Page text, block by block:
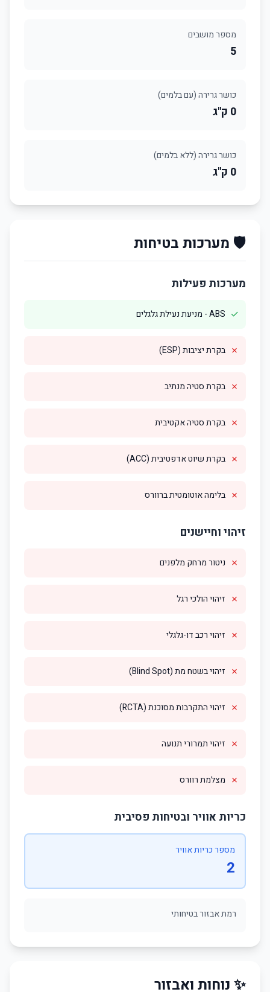
מספר מושבים
5
כושר גרירה (עם בלמים)
0 ק"ג
כושר גרירה (ללא בלמים)
0 ק"ג
🛡️ מערכות בטיחות
מערכות פעילות
✓ ABS - מניעת נעילת גלגלים
✗ בקרת יציבות (ESP)
✗ בקרת סטיה מנתיב
✗ בקרת סטיה אקטיבית
✗ בקרת שיוט אדפטיבית (ACC)
✗ בלימה אוטומטית ברוורס
זיהוי וחיישנים
✗ ניטור מרחק מלפנים
✗ זיהוי הולכי רגל
✗ זיהוי רכב דו-גלגלי
✗ זיהוי בשטח מת (Blind Spot)
✗ זיהוי התקרבות מסוכנת (RCTA)
✗ זיהוי תמרורי תנועה
✗ מצלמת רוורס
כריות אוויר ובטיחות פסיבית
מספר כריות אוויר
2
רמת אבזור בטיחותי
✨ נוחות ואבזור